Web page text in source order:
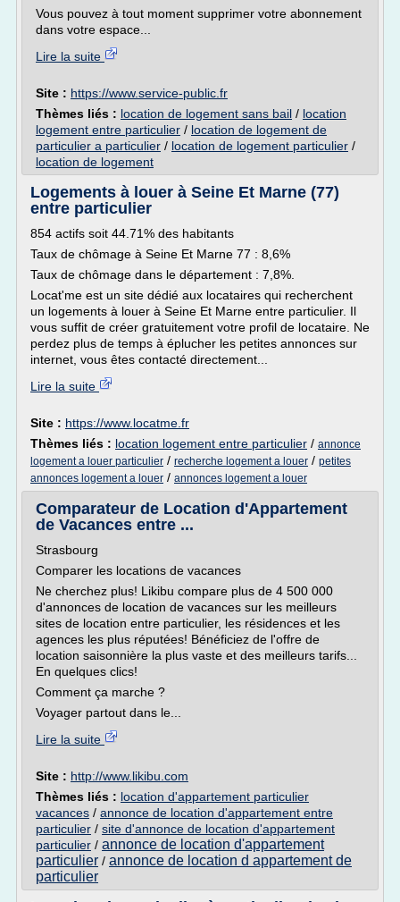
Vous pouvez à tout moment supprimer votre abonnement
dans votre espace...
Lire la suite
Site : https://www.service-public.fr
Thèmes liés : location de logement sans bail / location
logement entre particulier / location de logement de
particulier a particulier / location de logement particulier /
location de logement
Logements à louer à Seine Et Marne (77)
entre particulier
854 actifs soit 44.71% des habitants
Taux de chômage à Seine Et Marne 77 : 8,6%
Taux de chômage dans le département : 7,8%.
Locat'me est un site dédié aux locataires qui recherchent
un logements à louer à Seine Et Marne entre particulier. Il
vous suffit de créer gratuitement votre profil de locataire. Ne
perdez plus de temps à éplucher les petites annonces sur
internet, vous êtes contacté directement...
Lire la suite
Site : https://www.locatme.fr
Thèmes liés : location logement entre particulier / annonce
logement a louer particulier / recherche logement a louer / petites
annonces logement a louer / annonces logement a louer
Comparateur de Location d'Appartement
de Vacances entre ...
Strasbourg
Comparer les locations de vacances
Ne cherchez plus! Likibu compare plus de 4 500 000
d'annonces de location de vacances sur les meilleurs
sites de location entre particulier, les résidences et les
agences les plus réputées! Bénéficiez de l'offre de
location saisonnière la plus vaste et des meilleurs tarifs...
En quelques clics!
Comment ça marche ?
Voyager partout dans le...
Lire la suite
Site : http://www.likibu.com
Thèmes liés : location d'appartement particulier
vacances / annonce de location d'appartement entre
particulier / site d'annonce de location d'appartement
particulier / annonce de location d'appartement
particulier / annonce de location d appartement de
particulier